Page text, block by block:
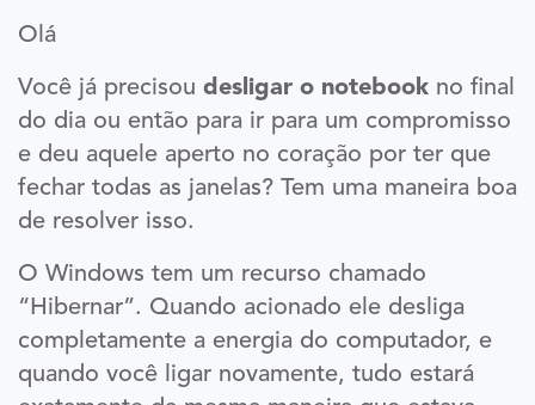
Olá
Você já precisou desligar o notebook no final
do dia ou então para ir para um compromisso
e deu aquele aperto no coração por ter que
fechar todas as janelas? Tem uma maneira boa
de resolver isso.
O Windows tem um recurso chamado
“Hibernar”. Quando acionado ele desliga
completamente a energia do computador, e
quando você ligar novamente, tudo estará